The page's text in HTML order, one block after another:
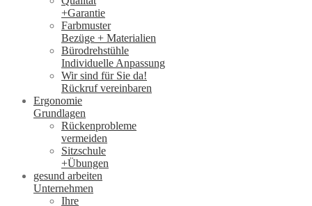
+Garantie
Farbmuster
Bezüge + Materialien
Bürodrehstühle
Individuelle Anpassung
Wir sind für Sie da!
Rückruf vereinbaren
Ergonomie
Grundlagen
Rückenprobleme
vermeiden
Sitzschule
+Übungen
gesund arbeiten
Unternehmen
Ihre